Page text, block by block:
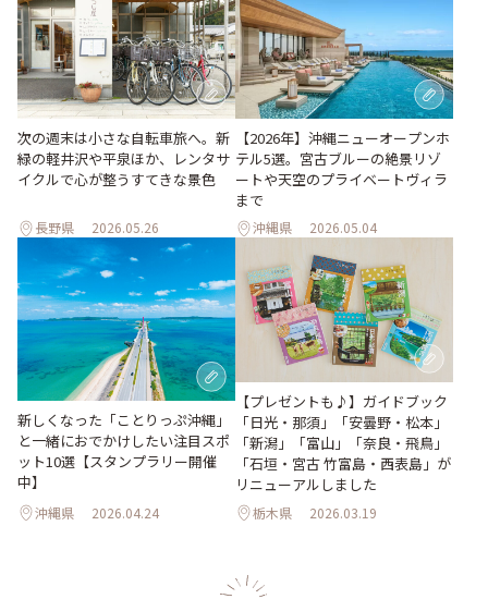
次の週末は小さな自転車旅へ。新
緑の軽井沢や平泉ほか、レンタサ
イクルで心が整うすてきな景色
長野県 2026.05.26
【2026年】沖縄ニューオープンホ
テル5選。宮古ブルーの絶景リゾ
ートや天空のプライベートヴィラ
まで
沖縄県 2026.05.04
新しくなった「ことりっぷ沖縄」
と一緒におでかけしたい注目スポ
ット10選【スタンプラリー開催
中】
沖縄県 2026.04.24
【プレゼントも♪】ガイドブック
「日光・那須」「安曇野・松本」
「新潟」「富山」「奈良・飛鳥」
「石垣・宮古 竹富島・西表島」が
リニューアルしました
栃木県 2026.03.19